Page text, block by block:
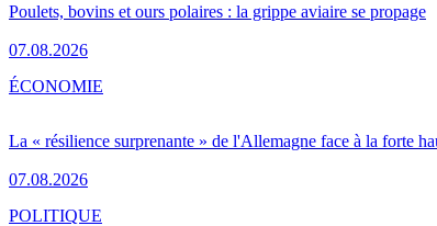
Poulets, bovins et ours polaires : la grippe aviaire se propage
07.08.2026
La « résilience surprenante » de l'Allemagne face à la forte
07.08.2026
ÉCONOMIE
POLITIQUE